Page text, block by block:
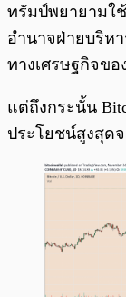
ทรัมป์พยายามใ
อำนาจฝ่ายบริห
ทางเศรษฐกิจขอ
แต่ถึงกระนั้น
ประโยชน์สูงสุด